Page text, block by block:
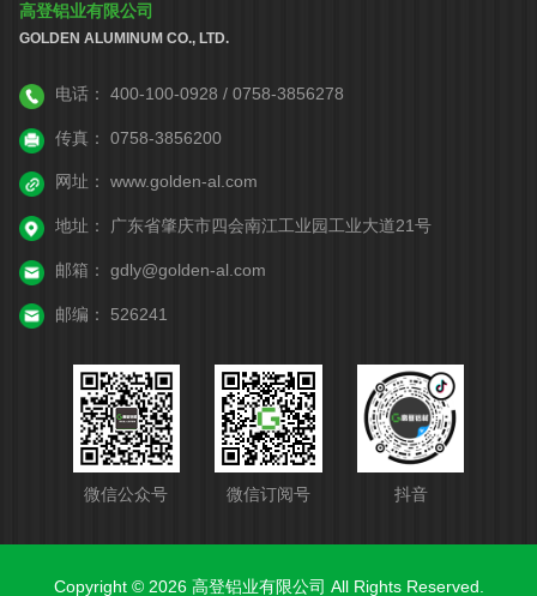
高登铝业有限公司
GOLDEN ALUMINUM CO., LTD.
电话： 400-100-0928 / 0758-3856278
传真： 0758-3856200
网址： www.golden-al.com
地址： 广东省肇庆市四会南江工业园工业大道21号
邮箱： gdly@golden-al.com
邮编： 526241
微信公众号 微信订阅号 抖音
Copyright © 2026 高登铝业有限公司 All Rights Reserved.